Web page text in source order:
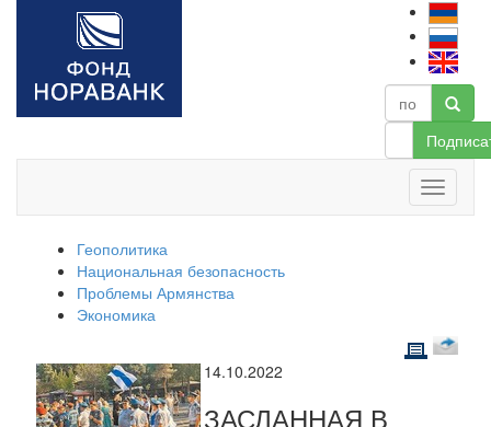
Геополитика
Национальная безопасность
Проблемы Армянства
Экономика
14.10.2022
ЗАСЛАННАЯ В